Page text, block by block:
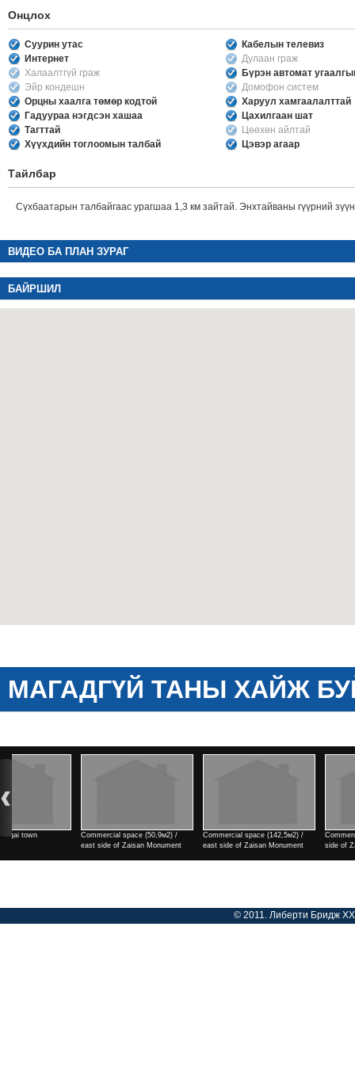
Онцлох
Суурин утас
Кабелын телевиз
Интернет
Дулаан граж
Халаалтгүй граж
Бүрэн автомат
Эйр кондешн
Домофон систем
Орцны хаалга төмөр кодтой
Харуул хамгаалалттай
Гадуураа нэгдсэн хашаа
Цахилгаан шат
Тагттай
Цөөхөн айлтай
Хүүхдийн тоглоомын талбай
Цэвэр агаар
Тайлбар
Сүхбаатарын талбайгаас урагшаа 1,3 км зайтай. Энхтайваны гүүрний
ВИДЕО БА ПЛАН ЗУРАГ
БАЙРШИЛ
МАГАДГҮЙ ТАНЫ ХАЙЖ
Commercial space (142,5м2) /
east side of Zaisan Monument
Commercial space (182м2) / east
side of Zaisan Monument
2 rooms / north side of
cinema
© 2011. Либерти Бридж